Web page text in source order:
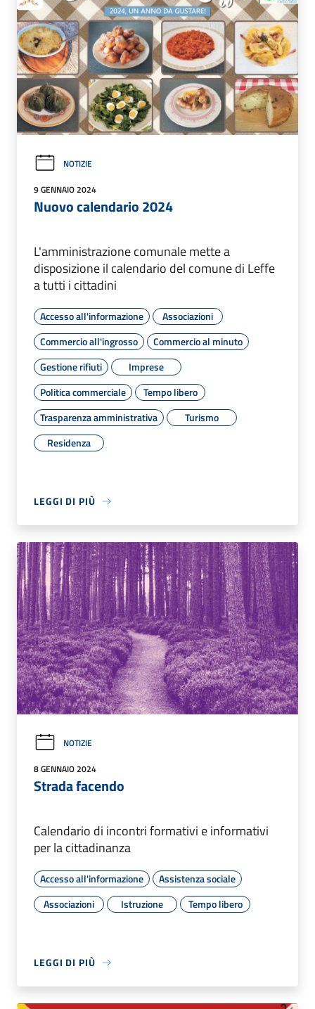
NOTIZIE
9 GENNAIO 2024
Nuovo calendario 2024
L'amministrazione comunale mette a
disposizione il calendario del comune di Leffe
a tutti i cittadini
Accesso all'informazione
Associazioni
Commercio all'ingrosso
Commercio al minuto
Gestione rifiuti
Imprese
Politica commerciale
Tempo libero
Trasparenza amministrativa
Turismo
Residenza
LEGGI DI PIÙ
NOTIZIE
8 GENNAIO 2024
Strada facendo
Calendario di incontri formativi e informativi
per la cittadinanza
Accesso all'informazione
Assistenza sociale
Associazioni
Istruzione Tempo libero
LEGGI DI PIÙ